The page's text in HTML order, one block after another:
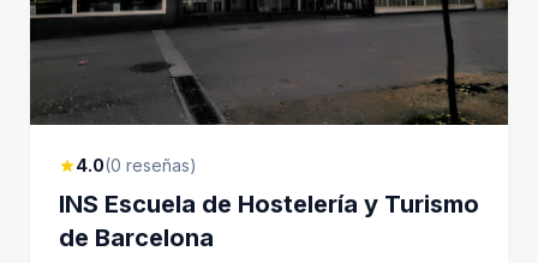
star4.0(0 reseñas)
INS Escuela de Hostelería y Turismo
de Barcelona